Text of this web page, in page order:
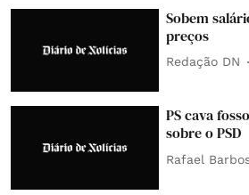
Sobem
preços
Redação DN
PS cava
sobre o PSD
Rafael